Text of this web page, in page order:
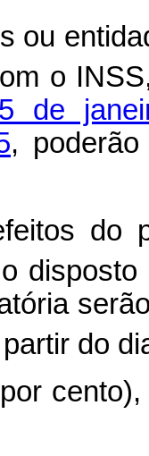
ou
o
de
,
do
do